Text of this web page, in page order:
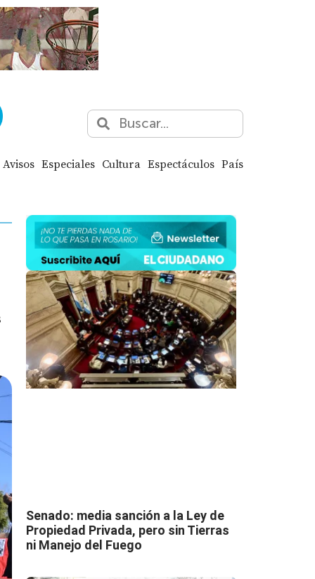
Avisos Especiales Cultura Espectáculos País
Senado: media sanción a la Ley de
Propiedad Privada, pero sin Tierras
ni Manejo del Fuego